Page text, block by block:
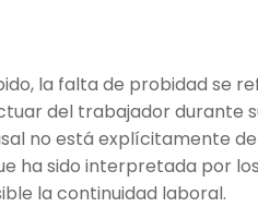
la falta de probidad se
del trabajador durante
no está explícitamente
ha sido interpretada por
la continuidad laboral.